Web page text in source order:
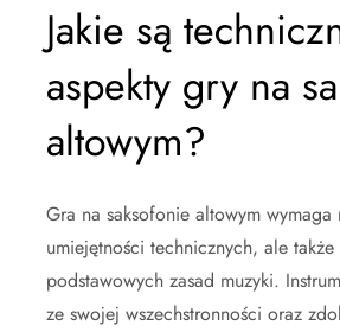
Jakie są
aspekty gry na
altowym?
Gra na saksofonie altowym wymaga
umiejętności technicznych, ale
podstawowych zasad muzyki.
ze swojej wszechstronności oraz